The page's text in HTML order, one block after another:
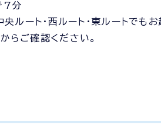
7分
央ルート・西ルート・東ルートでも
らご確認ください。